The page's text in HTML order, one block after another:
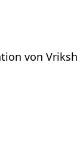
von